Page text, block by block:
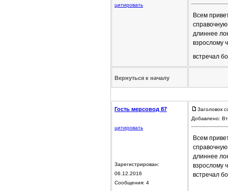
цитировать
Всем
длиннее
взрослому
встречал
Вернуться к началу
Гость мерсовод 87
цитировать
Зарегистрирован:
06.12.2016
Сообщения: 4
Заголовок
Добавлено:
Всем
длиннее
взрослому
встречал